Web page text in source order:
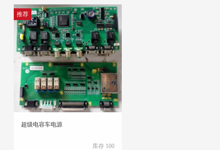
推荐
超级电容车电源
库存 100